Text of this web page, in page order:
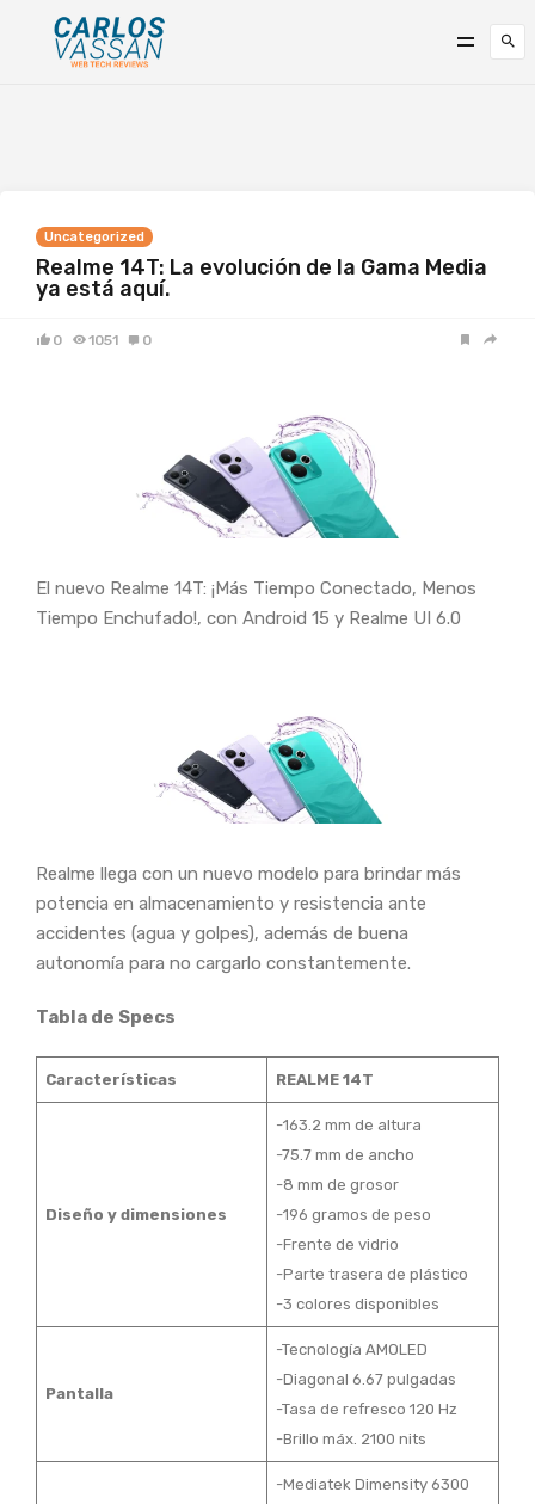
Uncategorized
Realme 14T: La evolución de la Gama Media
ya está aquí.
0 1051 0
El nuevo Realme 14T: ¡Más Tiempo Conectado, Menos
Tiempo Enchufado!, con Android 15 y Realme UI 6.0
Realme llega con un nuevo modelo para brindar más
potencia en almacenamiento y resistencia ante
accidentes (agua y golpes), además de buena
autonomía para no cargarlo constantemente.
Tabla de Specs
Características REALME 14T
Diseño y dimensiones
-163.2 mm de altura
-75.7 mm de ancho
-8 mm de grosor
-196 gramos de peso
-Frente de vidrio
-Parte trasera de plástico
-3 colores disponibles
Pantalla
-Tecnología AMOLED
-Diagonal 6.67 pulgadas
-Tasa de refresco 120 Hz
-Brillo máx. 2100 nits
-Mediatek Dimensity 6300